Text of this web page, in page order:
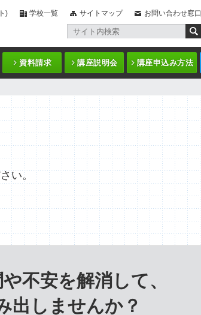
) 学校一覧 サイトマップ お問い合わせ窓口
資料請求 講座説明会 講座申込み方法
い。
不安を解消して、
出しませんか？